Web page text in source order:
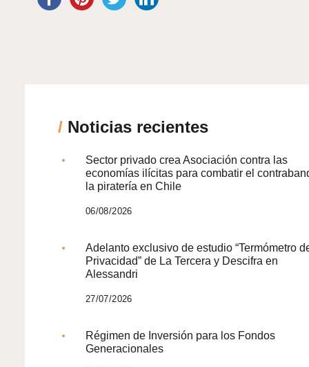
/ Noticias recientes
Sector privado crea Asociación contra las
economías ilícitas para combatir el
la piratería en Chile
06/08/2026
Adelanto exclusivo de estudio “Termómetro
Privacidad” de La Tercera y Descifra en
Alessandri
27/07/2026
Régimen de Inversión para los Fondos
Generacionales